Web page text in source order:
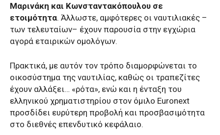
Μαρινάκη και Κωνσταντακόπουλου σε
ετοιμότητα. Άλλωστε, αμφότερες οι ναυτιλιακές –
των τελευταίων– έχουν παρουσία στην εγχώρια
αγορά εταιρικών ομολόγων.
Πρακτικά, με αυτόν τον τρόπο διαμορφώνεται το
οικοσύστημα της ναυτιλίας, καθώς οι τραπεζίτες
έχουν αλλάξει… «ρότα», ενώ και η ένταξη του
ελληνικού χρηματιστηρίου στον όμιλο Euronext
προσδίδει ευρύτερη προβολή και προσβασιμότητα
στο διεθνές επενδυτικό κεφάλαιο.